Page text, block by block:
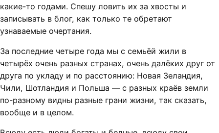
какие-то годами. Спешу ловить их за хвосты и
записывать в блог, как только те обретают
узнаваемые очертания.
За последние четыре года мы с семьёй жили в
четырёх очень разных странах, очень далёких друг от
друга по укладу и по расстоянию: Новая Зеландия,
Чили, Шотландия и Польша — с разных краёв земли
по-разному видны разные грани жизни, так сказать,
вообще и в целом.